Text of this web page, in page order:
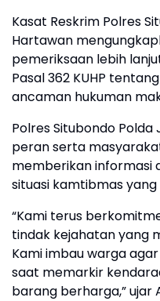
Kasat Reskrim Polres
Hartawan
pemeriksaan lebih
Pasal 362 KUHP
ancaman hukuman
Polres Situbondo
peran serta
memberikan informasi
situasi kamtibmas
“Kami terus
tindak kejahatan yang
Kami imbau warga
saat memarkir
barang berharga,” ujar